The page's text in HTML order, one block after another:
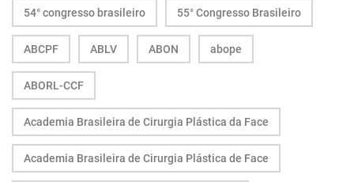
54° congresso brasileiro 55° Congresso Brasileiro
ABCPF ABLV ABON abope
ABORL-CCF
Academia Brasileira de Cirurgia Plástica da Face
Academia Brasileira de Cirurgia Plástica de Face